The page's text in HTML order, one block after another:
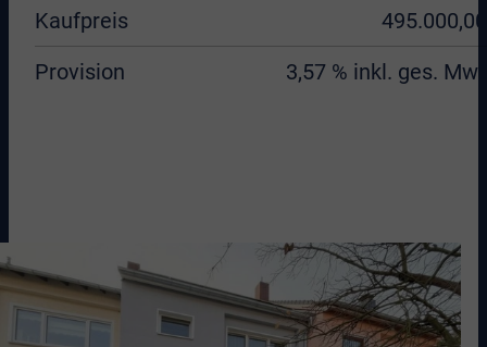
Kaufpreis
Provision
3,57 % inkl. ges.